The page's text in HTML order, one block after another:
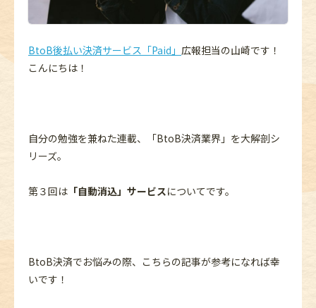
BtoB後払い決済サービス「Paid」 広報担当の山崎です！
こんにちは！
自分の勉強を兼ねた連載、「BtoB決済業界」を大解剖シ
リーズ。
第３回は 「自動消込」サービスについてです。
BtoB決済でお悩みの際、こちらの記事が参考になれば幸
いです！